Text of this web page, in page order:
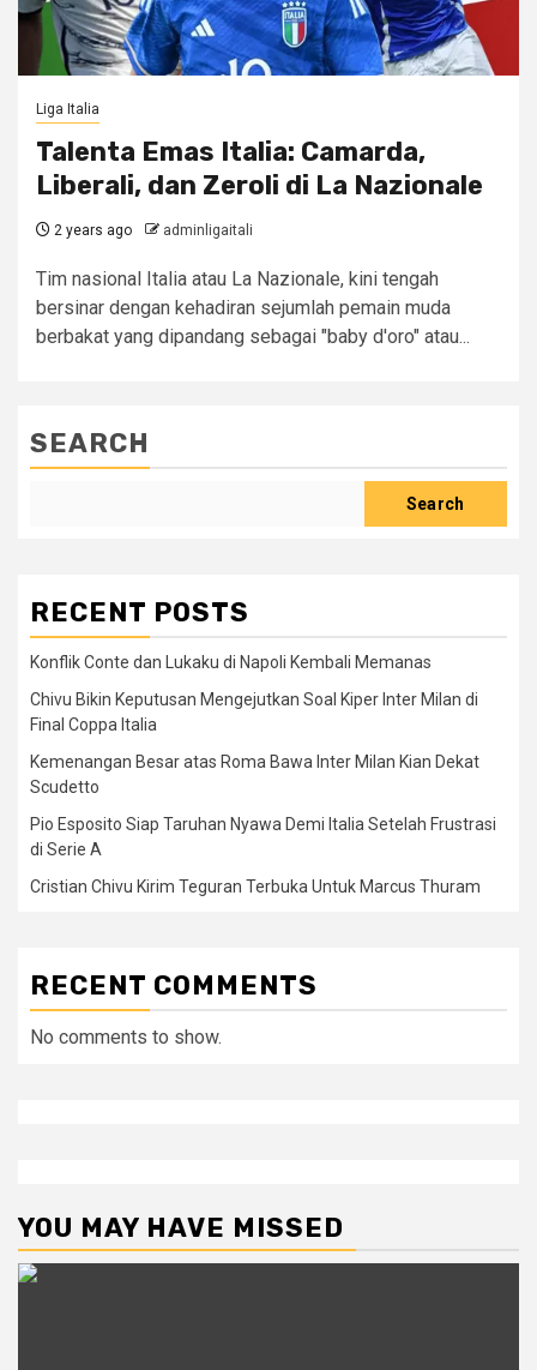
Liga Italia
Talenta Emas Italia: Camarda,
Liberali, dan Zeroli di La Nazionale
2 years ago adminligaitali
Tim nasional Italia atau La Nazionale, kini tengah
bersinar dengan kehadiran sejumlah pemain muda
berbakat yang dipandang sebagai "baby d'oro" atau...
SEARCH
Search
RECENT POSTS
Konflik Conte dan Lukaku di Napoli Kembali Memanas
Chivu Bikin Keputusan Mengejutkan Soal Kiper Inter Milan di
Final Coppa Italia
Kemenangan Besar atas Roma Bawa Inter Milan Kian Dekat
Scudetto
Pio Esposito Siap Taruhan Nyawa Demi Italia Setelah Frustrasi
di Serie A
Cristian Chivu Kirim Teguran Terbuka Untuk Marcus Thuram
RECENT COMMENTS
No comments to show.
YOU MAY HAVE MISSED